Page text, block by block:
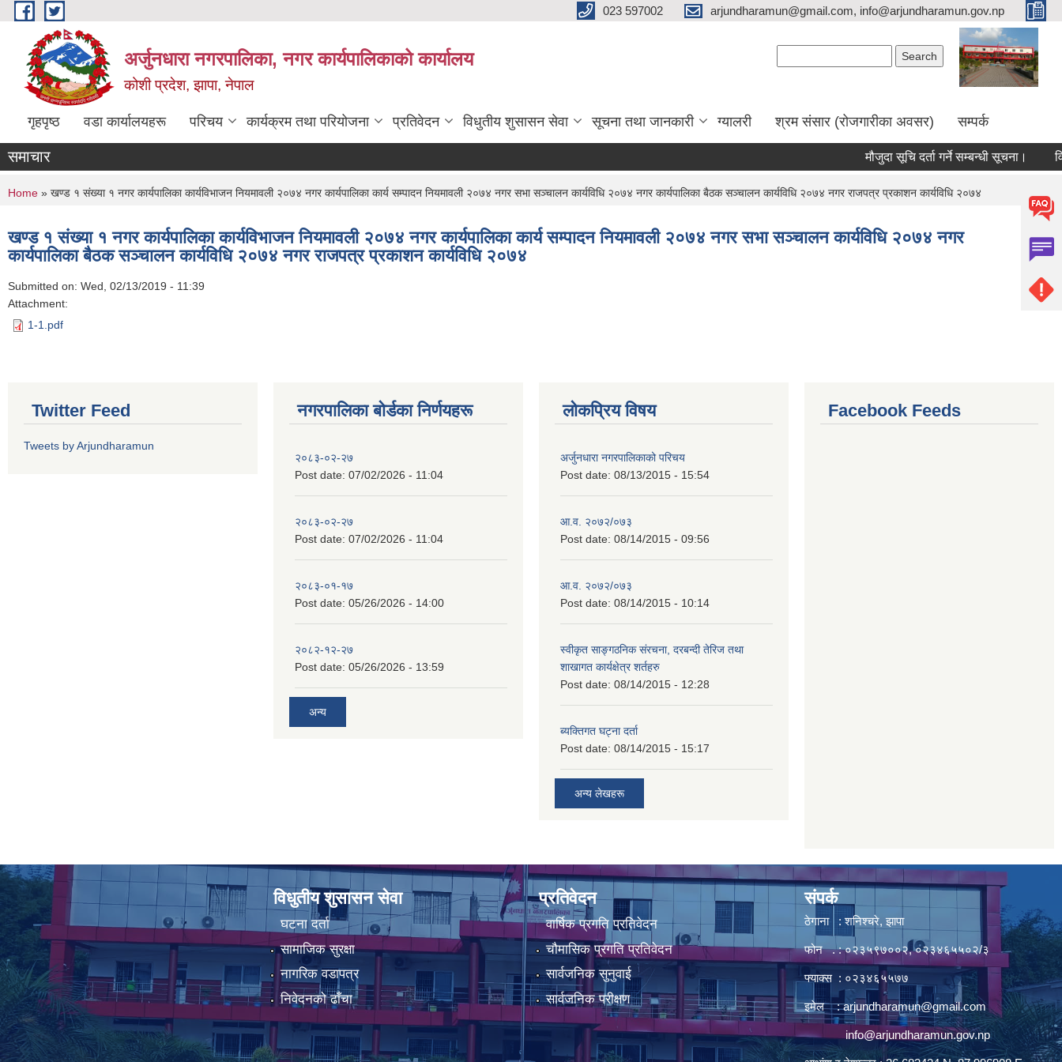
Skip to main content 023 597002 arjundharamun@gmail.com, info@arjundharamun.gov.np
अर्जुनधारा नगरपालिका, नगर कार्यपालिकाको कार्यालय
कोशी प्रदेश, झापा, नेपाल
गृहपृष्ठ वडा कार्यालयहरू परिचय कार्यक्रम तथा परियोजना प्रतिवेदन विधुतीय शुसासन सेवा सूचना तथा जानकारी ग्यालरी श्रम संसार (रोजगारीका अवसर) सम्पर्क
समाचार मौजुदा सूचि दर्ता गर्ने सम्बन्धी सूचना।
You are here
Home » खण्ड १ संख्या १ नगर कार्यपालिका कार्यविभाजन नियमावली २०७४ नगर कार्यपालिका कार्य सम्पादन नियमावली २०७४ नगर सभा सञ्चालन कार्यविधि २०७४ नगर कार्यपालिका बैठक सञ्चालन कार्यविधि २०७४ नगर राजपत्र प्रकाशन कार्यविधि २०७४
खण्ड १ संख्या १ नगर कार्यपालिका कार्यविभाजन नियमावली २०७४ नगर कार्यपालिका कार्य सम्पादन नियमावली २०७४ नगर सभा सञ्चालन कार्यविधि २०७४ नगर
कार्यपालिका बैठक सञ्चालन कार्यविधि २०७४ नगर राजपत्र प्रकाशन कार्यविधि २०७४
Submitted on: Wed, 02/13/2019 - 11:39
Attachment:
1-1.pdf
Twitter Feed
Tweets by Arjundharamun
नगरपालिका बाेर्डका निर्णयहरू
२०८३-०२-२७
Post date: 07/02/2026 - 11:04
२०८३-०२-२७
Post date: 07/02/2026 - 11:04
२०८३-०१-१७
Post date: 05/26/2026 - 14:00
२०८२-१२-२७
Post date: 05/26/2026 - 13:59
अन्य
लोकप्रिय विषय
अर्जुनधारा नगरपालिकाको परिचय
Post date: 08/13/2015 - 15:54
आ.व. २०७२/०७३
Post date: 08/14/2015 - 09:56
आ.व. २०७२/०७३
Post date: 08/14/2015 - 10:14
स्वीकृत साङ्गठनिक संरचना, दरबन्दी तेरिज तथा
शाखागत कार्यक्षेत्र शर्तहरु
Post date: 08/14/2015 - 12:28
ब्यक्तिगत घट्ना दर्ता
Post date: 08/14/2015 - 15:17
अन्य लेखहरू
Facebook Feeds
विधुतीय शुसासन सेवा
घटना दर्ता
सामाजिक सुरक्षा
नागरिक वडापत्र
निवेदनको ढाँचा
प्रतिवेदन
वार्षिक प्रगति प्रतिवेदन
चौमासिक प्रगति प्रतिवेदन
सार्वजनिक सुनुवाई
सार्वजनिक परीक्षण
संपर्क
ठेगाना : शनिश्चरे, झापा
फोन . : ०२३५९७००२, ०२३४६५५०२/३
फ्याक्स : ०२३४६५५७७
इमेल :arjundharamun@gmail.com
info@arjundharamun.gov.np